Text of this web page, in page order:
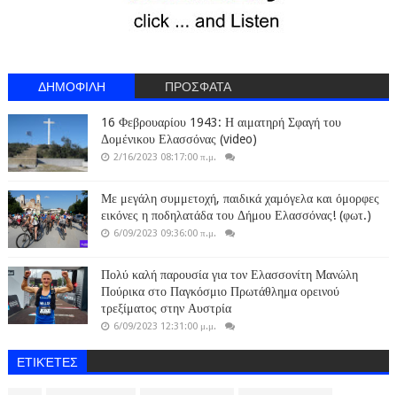
ΔΗΜΟΦΙΛΗ ΠΡΟΣΦΑΤΑ
16 Φεβρουαρίου 1943: Η αιματηρή Σφαγή του
Δομένικου Ελασσόνας (video)
2/16/2023 08:17:00 π.μ.
Με μεγάλη συμμετοχή, παιδικά χαμόγελα και όμορφες
εικόνες η ποδηλατάδα του Δήμου Ελασσόνας! (φωτ.)
6/09/2023 09:36:00 π.μ.
Πολύ καλή παρουσία για τον Ελασσονίτη Μανώλη
Πούρικα στο Παγκόσμιο Πρωτάθλημα ορεινού
τρεξίματος στην Αυστρία
6/09/2023 12:31:00 μ.μ.
ΕΤΙΚΈΤΕΣ